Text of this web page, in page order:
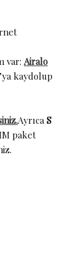
var: Airalo
kaydolup
Ayrıca S
paket